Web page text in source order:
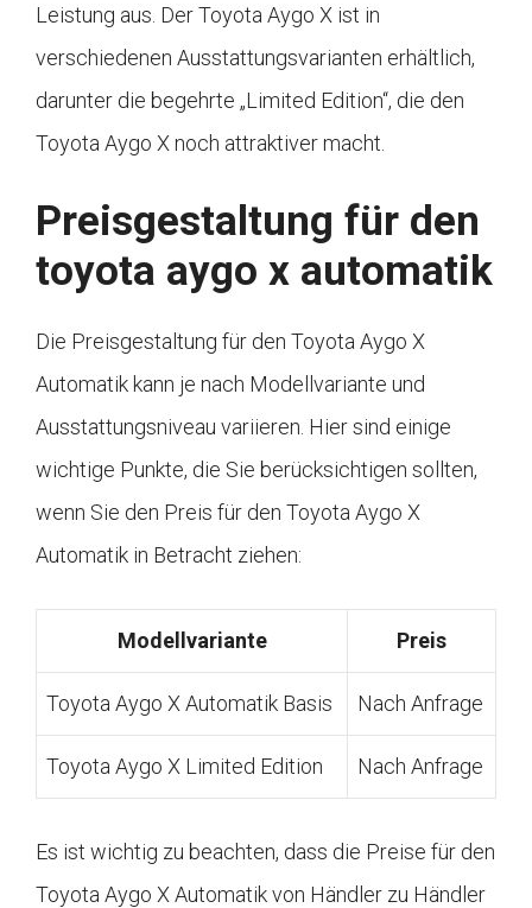
Leistung aus. Der Toyota Aygo X ist in
verschiedenen Ausstattungsvarianten erhältlich,
darunter die begehrte „Limited Edition“, die den
Toyota Aygo X noch attraktiver macht.
Preisgestaltung für den
toyota aygo x automatik
Die Preisgestaltung für den Toyota Aygo X
Automatik kann je nach Modellvariante und
Ausstattungsniveau variieren. Hier sind einige
wichtige Punkte, die Sie berücksichtigen sollten,
wenn Sie den Preis für den Toyota Aygo X
Automatik in Betracht ziehen:
Modellvariante Preis
Toyota Aygo X Automatik Basis Nach Anfrage
Toyota Aygo X Limited Edition Nach Anfrage
Es ist wichtig zu beachten, dass die Preise für den
Toyota Aygo X Automatik von Händler zu Händler